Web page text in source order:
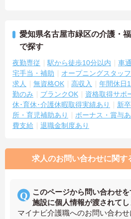
愛知県名古屋市緑区の介護・
で探す
夜勤専従 駅から徒歩10分以内 車
宅手当・補助
オープニングスタッ
求人
無資格OK 高収入 年間休日
勤のみ
ブランクOK 資格取得サポ
休･育休･介護休暇取得実績あり
新
所・育児補助あり
ボーナス・賞与あ
費支給
退職金制度あり
求人のお問い合わせに関す
このページから問い合わせ
施設に個人情報が渡されてし
マイナビ介護職へのお問い合わ